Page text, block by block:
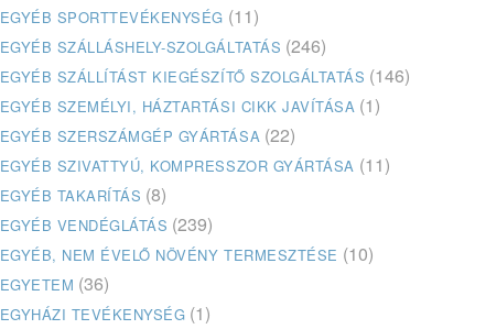
EGYÉB SPORTTEVÉKENYSÉG (11)
EGYÉB SZÁLLÁSHELY-SZOLGÁLTATÁS (246)
EGYÉB SZÁLLÍTÁST KIEGÉSZÍTŐ SZOLGÁLTATÁS (146)
EGYÉB SZEMÉLYI, HÁZTARTÁSI CIKK JAVÍTÁSA (1)
EGYÉB SZERSZÁMGÉP GYÁRTÁSA (22)
EGYÉB SZIVATTYÚ, KOMPRESSZOR GYÁRTÁSA (11)
EGYÉB TAKARÍTÁS (8)
EGYÉB VENDÉGLÁTÁS (239)
EGYÉB, NEM ÉVELŐ NÖVÉNY TERMESZTÉSE (10)
EGYETEM (36)
EGYHÁZI TEVÉKENYSÉG (1)